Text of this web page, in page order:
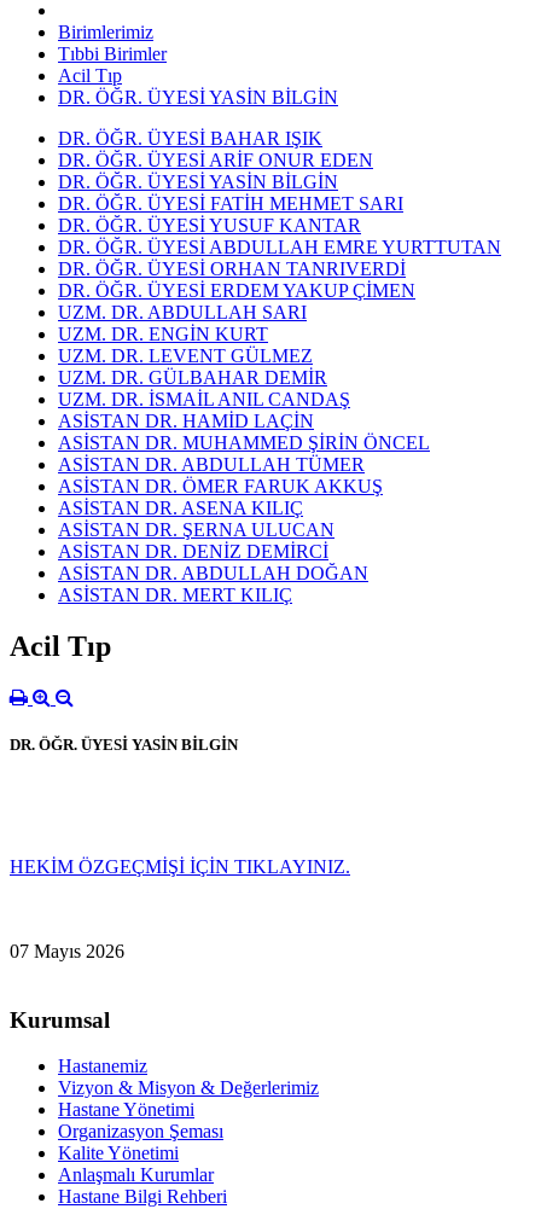
Birimlerimiz
Tıbbi Birimler
Acil Tıp
DR. ÖĞR. ÜYESİ YASİN BİLGİN
DR. ÖĞR. ÜYESİ BAHAR IŞIK
DR. ÖĞR. ÜYESİ ARİF ONUR EDEN
DR. ÖĞR. ÜYESİ YASİN BİLGİN
DR. ÖĞR. ÜYESİ FATİH MEHMET SARI
DR. ÖĞR. ÜYESİ YUSUF KANTAR
DR. ÖĞR. ÜYESİ ABDULLAH EMRE YURTTUTAN
DR. ÖĞR. ÜYESİ ORHAN TANRIVERDİ
DR. ÖĞR. ÜYESİ ERDEM YAKUP ÇİMEN
UZM. DR. ABDULLAH SARI
UZM. DR. ENGİN KURT
UZM. DR. LEVENT GÜLMEZ
UZM. DR. GÜLBAHAR DEMİR
UZM. DR. İSMAİL ANIL CANDAŞ
ASİSTAN DR. HAMİD LAÇİN
ASİSTAN DR. MUHAMMED ŞİRİN ÖNCEL
ASİSTAN DR. ABDULLAH TÜMER
ASİSTAN DR. ÖMER FARUK AKKUŞ
ASİSTAN DR. ASENA KILIÇ
ASİSTAN DR. ŞERNA ULUCAN
ASİSTAN DR. DENİZ DEMİRCİ
ASİSTAN DR. ABDULLAH DOĞAN
ASİSTAN DR. MERT KILIÇ
Acil Tıp
DR. ÖĞR. ÜYESİ YASİN BİLGİN
HEKİM ÖZGEÇMİŞİ İÇİN TIKLAYINIZ.
07 Mayıs 2026
Kurumsal
Hastanemiz
Vizyon & Misyon & Değerlerimiz
Hastane Yönetimi
Organizasyon Şeması
Kalite Yönetimi
Anlaşmalı Kurumlar
Hastane Bilgi Rehberi